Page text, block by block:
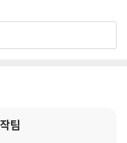
뽑은 최고의 메뉴 10 | SN
팀